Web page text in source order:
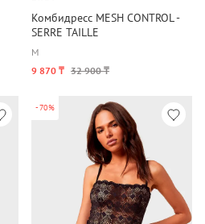
Комбидресс MESH CONTROL -
SERRE TAILLE
M
9 870 ₸ 32 900 ₸
-70%